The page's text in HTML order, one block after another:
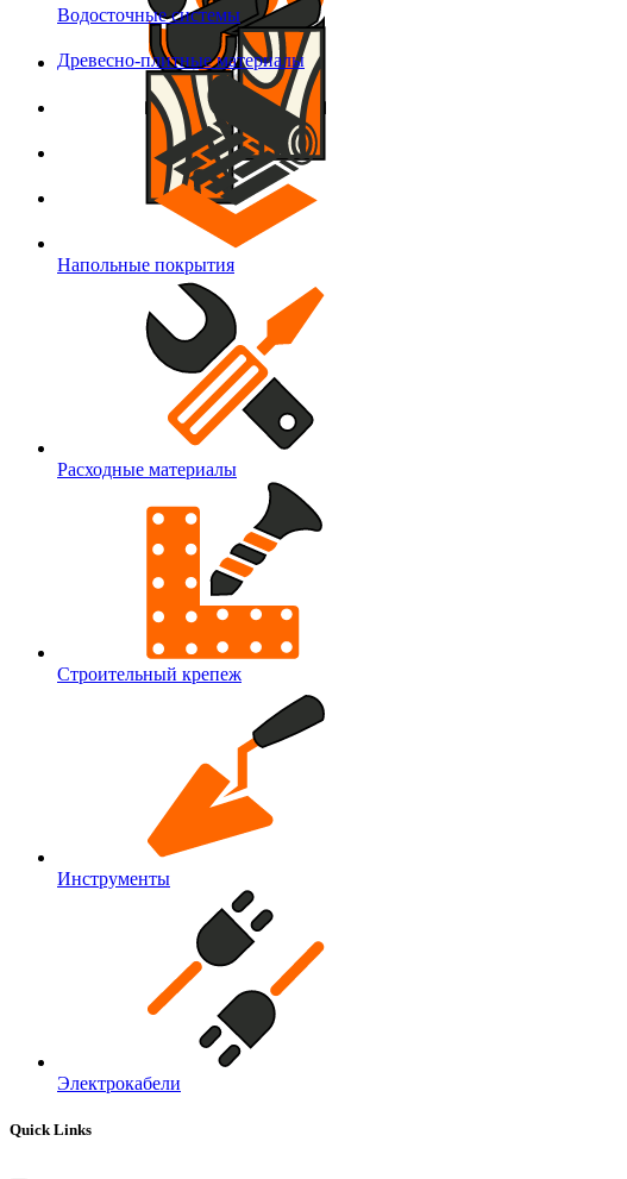
Водосточные системы
Древесно-плитные материалы
Напольные покрытия
Расходные материалы
Строительный крепеж
Инструменты
Электрокабели
Quick Links